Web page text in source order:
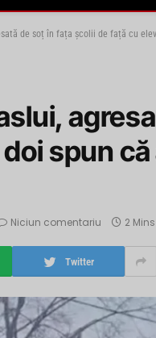
de soț în fața școlii de față cu
spun
Niciun comentariu 2
Twitter